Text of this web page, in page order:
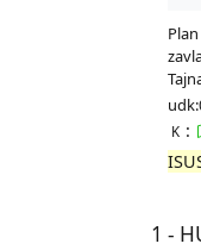
Plan
K :
1 -